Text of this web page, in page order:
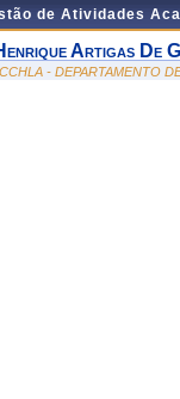
de Atividades
Artigas De
- DEPARTAMENTO